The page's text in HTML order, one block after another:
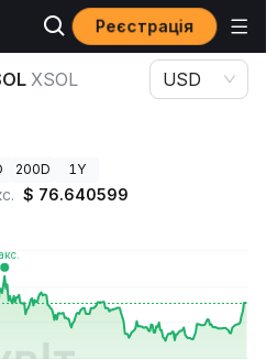
Реєстрація
SOL XSOL
XSOL USD
200D 1Y
$ 76.640599